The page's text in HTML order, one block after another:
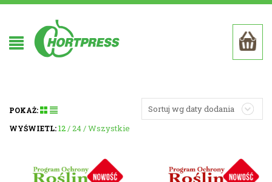
Sortuj wg daty dodania
POKAŻ:
WYŚWIETL:12 24 Wszystkie